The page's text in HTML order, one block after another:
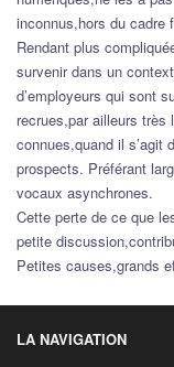
inconnus,hors du cadre
Rendant plus
survenir dans un
d’employeurs qui sont
recrues,par ailleurs très
connues,quand il s’agit
prospects. Préférant
vocaux asynchrones.
Cette perte de ce que
petite
Petites causes,grands
LA NAVIGATION